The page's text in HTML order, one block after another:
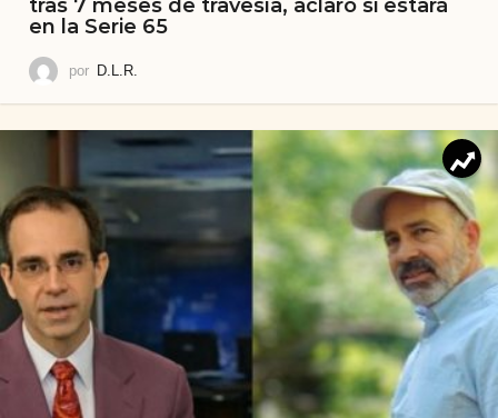
tras 7 meses de travesía, aclaró si estará
en la Serie 65
por D.L.R.